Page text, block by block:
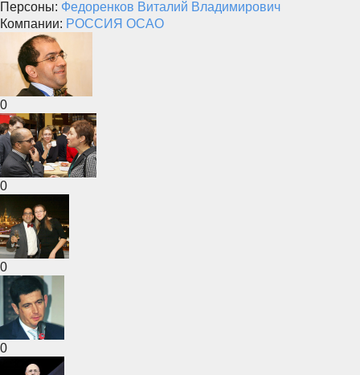
Персоны: Федоренков Виталий Владимирович
Компании: РОССИЯ ОСАО
0
0
0
0